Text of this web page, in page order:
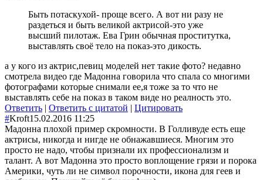
Быть потаскухой- проще всего. А вот ни разу не
раздеться и быть великой актрисой-это уже
высший пилотаж. Ева Грин обычная проститутка,
выставлять своё тело на показ-это дикость.
а у кого из актрис,певиц моделей нет такие фото? недавно
смотрела видео где Мадонна говорила что спала со многими
фотографами которые снимали ее,я тоже за то что не
выставлять себе на показ в таком виде но реалность это.
Ответить | Ответить с цитатой | Цитировать
#Kroft15.02.2016 11:25
Мадонна плохой пример скромности. В Голливуде есть еще
актрисы, никогда и нигде не обнажавшиеся. Многим это
просто не надо, чтобы признали их профессионализм и
талант. А вот Мадонна это просто воплощение грязи и порока
Америки, чуть ли не символ порочности, икона для геев и